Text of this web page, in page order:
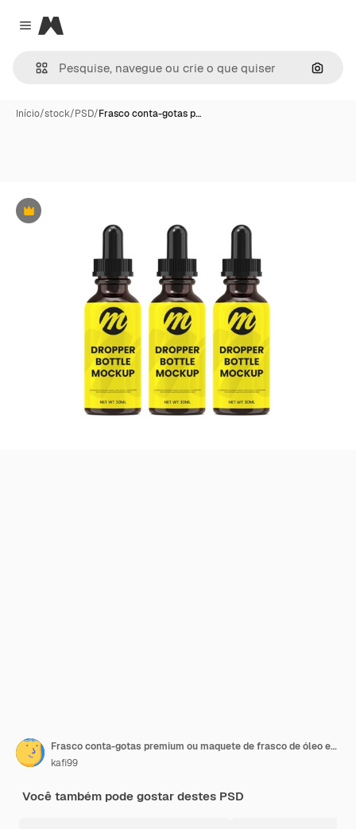
Close menu
Magnific
Início/stock/PSD/Frasco conta-gotas p…
Premium
Frasco conta-gotas premium ou maquete de frasco de óleo essencial
kafi99
Você também pode gostar destes PSD